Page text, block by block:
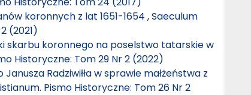
koronnych z lat 1651-1654 ,Saeculum
(2021)
skarbu koronnego na poselstwo tatarskie w
Historyczne: Tom 29 Nr 2 (2022)
Radziwiłła w sprawie małżeństwa z
Pismo Historyczne: Tom 26 Nr 2